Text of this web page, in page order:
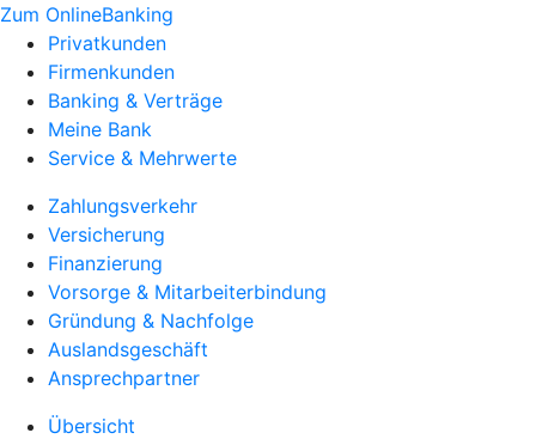
Zum OnlineBanking
Privatkunden
Firmenkunden
Banking & Verträge
Meine Bank
Service & Mehrwerte
Zahlungsverkehr
Versicherung
Finanzierung
Vorsorge & Mitarbeiterbindung
Gründung & Nachfolge
Auslandsgeschäft
Ansprechpartner
Übersicht